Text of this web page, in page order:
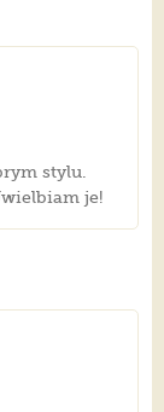
stylu.
je!